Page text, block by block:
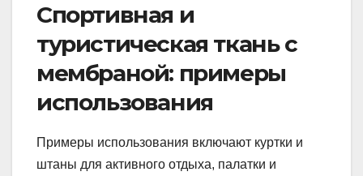
Спортивная и
туристическая ткань с
мембраной: примеры
использования
Примеры использования включают куртки и
штаны для активного отдыха, палатки и